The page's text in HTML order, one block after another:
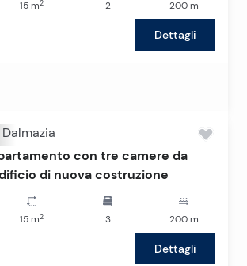
15 m2 2 200m
Dettagli
con tre camere da
di nuova costruzione
15 m2 3 200m
Dettagli